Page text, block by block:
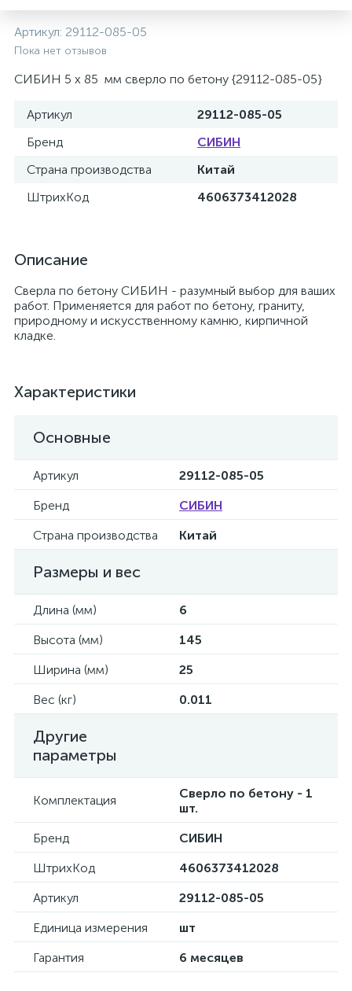
Артикул: 29112-085-05
Пока нет отзывов
СИБИН 5 x 85 мм сверло по бетону {29112-085-05}
Артикул
29112-085-05
Бренд
СИБИН
Страна производства
Китай
ШтрихКод
4606373412028
Описание
Сверла по бетону СИБИН - разумный выбор для ваших
работ. Применяется для работ по бетону, граниту,
природному и искусственному камню, кирпичной
кладке.
Характеристики
Основные
Артикул
29112-085-05
Бренд
СИБИН
Страна производства
Китай
Размеры и вес
Длина (мм)
6
Высота (мм)
145
Ширина (мм)
25
Вес (кг)
0.011
Другие
параметры
Комплектация
Сверло по бетону - 1
шт.
Бренд
СИБИН
ШтрихКод
4606373412028
Артикул
29112-085-05
Единица измерения
шт
Гарантия
6 месяцев